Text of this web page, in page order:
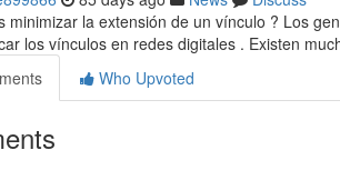
minimizar la extensión de un vínculo ? Los
los vínculos en redes digitales . Existen
Who Upvoted